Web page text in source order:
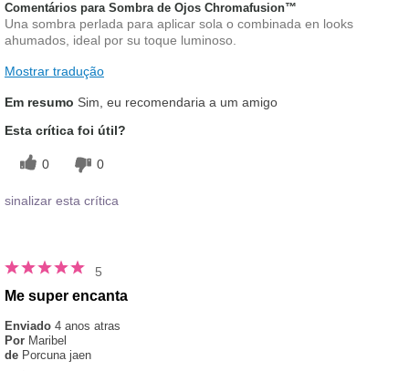
Comentários para Sombra de Ojos Chromafusion™
Una sombra perlada para aplicar sola o combinada en looks
ahumados, ideal por su toque luminoso.
Mostrar tradução
Em resumo Sim, eu recomendaria a um amigo
Esta crítica foi útil?
0 0
sinalizar esta crítica
5
Me super encanta
Enviado 4 anos atras
Por Maribel
de Porcuna jaen